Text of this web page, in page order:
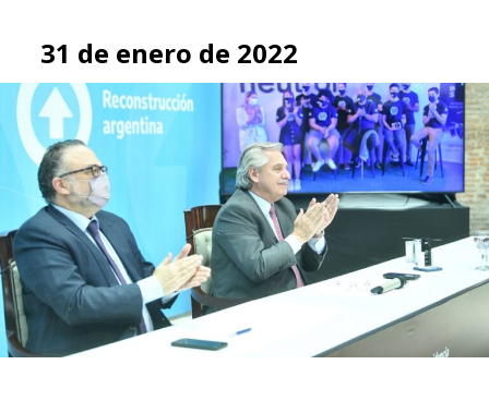
31 de enero de 2022